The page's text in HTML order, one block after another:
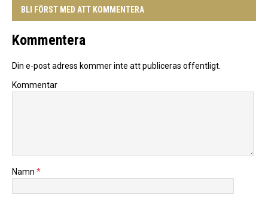
BLI FÖRST MED ATT KOMMENTERA
Kommentera
Din e-post adress kommer inte att publiceras offentligt.
Kommentar
Namn *